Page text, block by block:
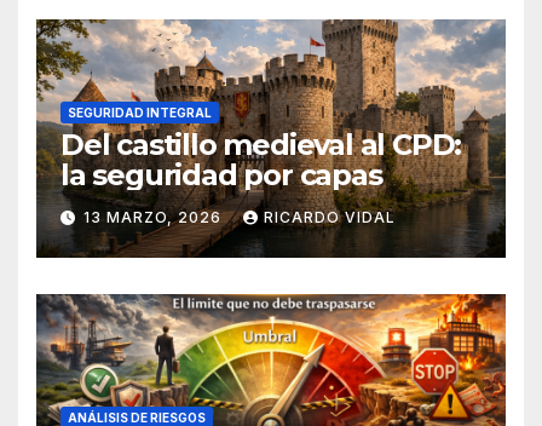
SEGURIDAD INTEGRAL
Del castillo medieval al CPD:
la seguridad por capas
13 MARZO, 2026 RICARDO VIDAL
ANÁLISIS DE RIESGOS